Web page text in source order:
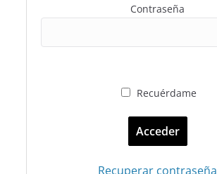
Contraseña
Recuérdame
Recuperar contraseña